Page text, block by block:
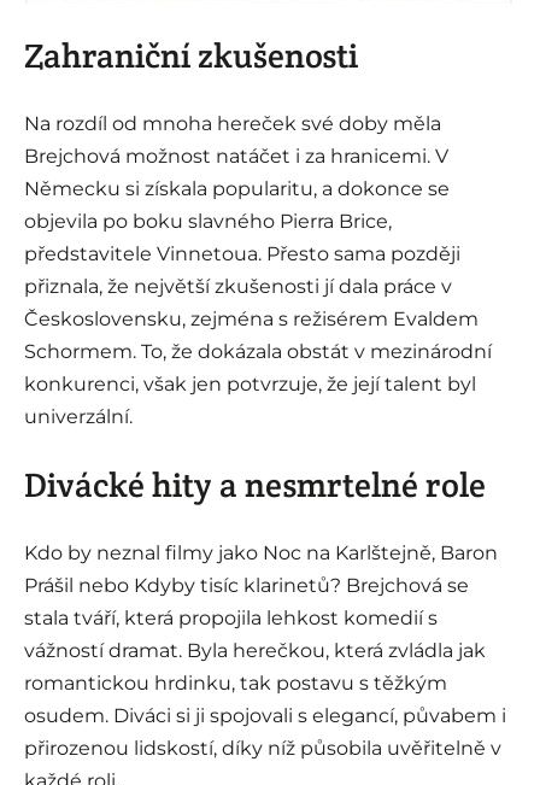
Zahraniční zkušenosti
Na rozdíl od mnoha hereček své doby měla
Brejchová možnost natáčet i za hranicemi. V
Německu si získala popularitu, a dokonce se
objevila po boku slavného Pierra Brice,
představitele Vinnetoua. Přesto sama později
přiznala, že největší zkušenosti jí dala práce v
Československu, zejména s režisérem Evaldem
Schormem. To, že dokázala obstát v mezinárodní
konkurenci, však jen potvrzuje, že její talent byl
univerzální.
Divácké hity a nesmrtelné role
Kdo by neznal filmy jako Noc na Karlštejně, Baron
Prášil nebo Kdyby tisíc klarinetů? Brejchová se
stala tváří, která propojila lehkost komedií s
vážností dramat. Byla herečkou, která zvládla jak
romantickou hrdinku, tak postavu s těžkým
osudem. Diváci si ji spojovali s elegancí, půvabem i
přirozenou lidskostí, díky níž působila uvěřitelně v